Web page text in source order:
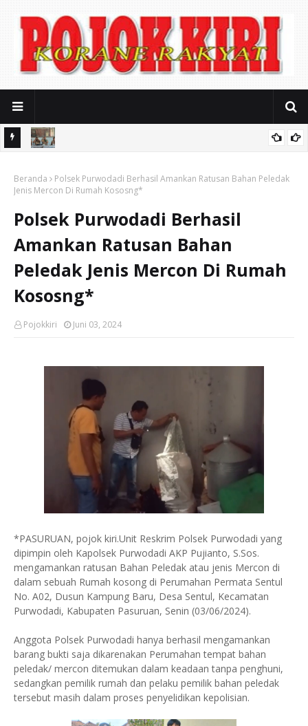
Berdasarkan Fakta, Jangan Sampai Timbul Dugaan Kongkalikong
Beranda
Polsek Purwodadi Berhasil Amankan Ratusan Bahan Peledak
Jenis Mercon Di Rumah Kososng*
Polsek Purwodadi Berhasil
Amankan Ratusan Bahan
Peledak Jenis Mercon Di Rumah
Kososng*
Pojokkiri Juni 03, 2024
*PASURUAN, pojok kiri.Unit Reskrim Polsek Purwodadi yang
dipimpin oleh Kapolsek Purwodadi AKP Pujianto, S.Sos.
mengamankan ratusan Bahan Peledak atau jenis Mercon di
dalam sebuah Rumah kosong di Perumahan Permata Sentul
No. A02, Dusun Kampung Baru, Desa Sentul, Kecamatan
Purwodadi, Kabupaten Pasuruan, Senin (03/06/2024).
Anggota Polsek Purwodadi hanya berhasil mengamankan
barang bukti saja dikarenakan Perumahan tempat bahan
peledak/ mercon ditemukan dalam keadaan tanpa penghuni,
sedangkan pemilik rumah dan pelaku pemilik bahan peledak
tersebut masih dalam proses penyelidikan kepolisian.